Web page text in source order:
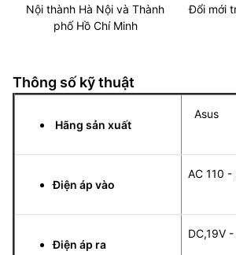
Nội thành Hà Nội và Thành
phố Hồ Chí Minh
Đổi mới
Thông số kỹ thuật
Hãng sản xuất
Asus
Điện áp vào
AC 110 -
Điện áp ra
DC,19V